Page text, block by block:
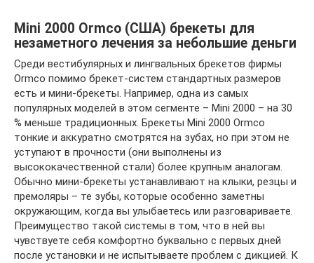
Mini 2000 Ormco (США) брекеты для
незаметного лечения за небольшие деньги
Среди вестибулярных и лингвальных брекетов фирмы
Ormco помимо брекет-систем стандартных размеров
есть и мини-брекеты. Например, одна из самых
популярных моделей в этом сегменте – Mini 2000 – на 30
% меньше традиционных. Брекеты Mini 2000 Ormco
тонкие и аккуратно смотрятся на зубах, но при этом не
уступают в прочности (они выполнены из
высококачественной стали) более крупным аналогам.
Обычно мини-брекеты устанавливают на клыки, резцы и
премоляры – те зубы, которые особенно заметны
окружающим, когда вы улыбаетесь или разговариваете.
Преимущество такой системы в том, что в ней вы
чувствуете себя комфортно буквально с первых дней
после установки и не испытываете проблем с дикцией. К